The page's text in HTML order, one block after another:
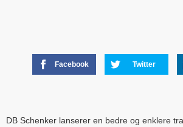
Facebook Twitter
DB Schenker lanserer en bedre og enklere